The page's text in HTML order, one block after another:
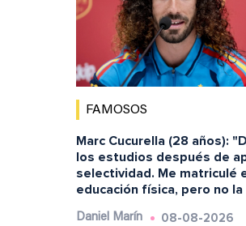
FAMOSOS
Marc Cucurella (28 años):
los estudios después de
selectividad. Me matriculé
educación física, pero no la
Daniel Marín 08-08-2026